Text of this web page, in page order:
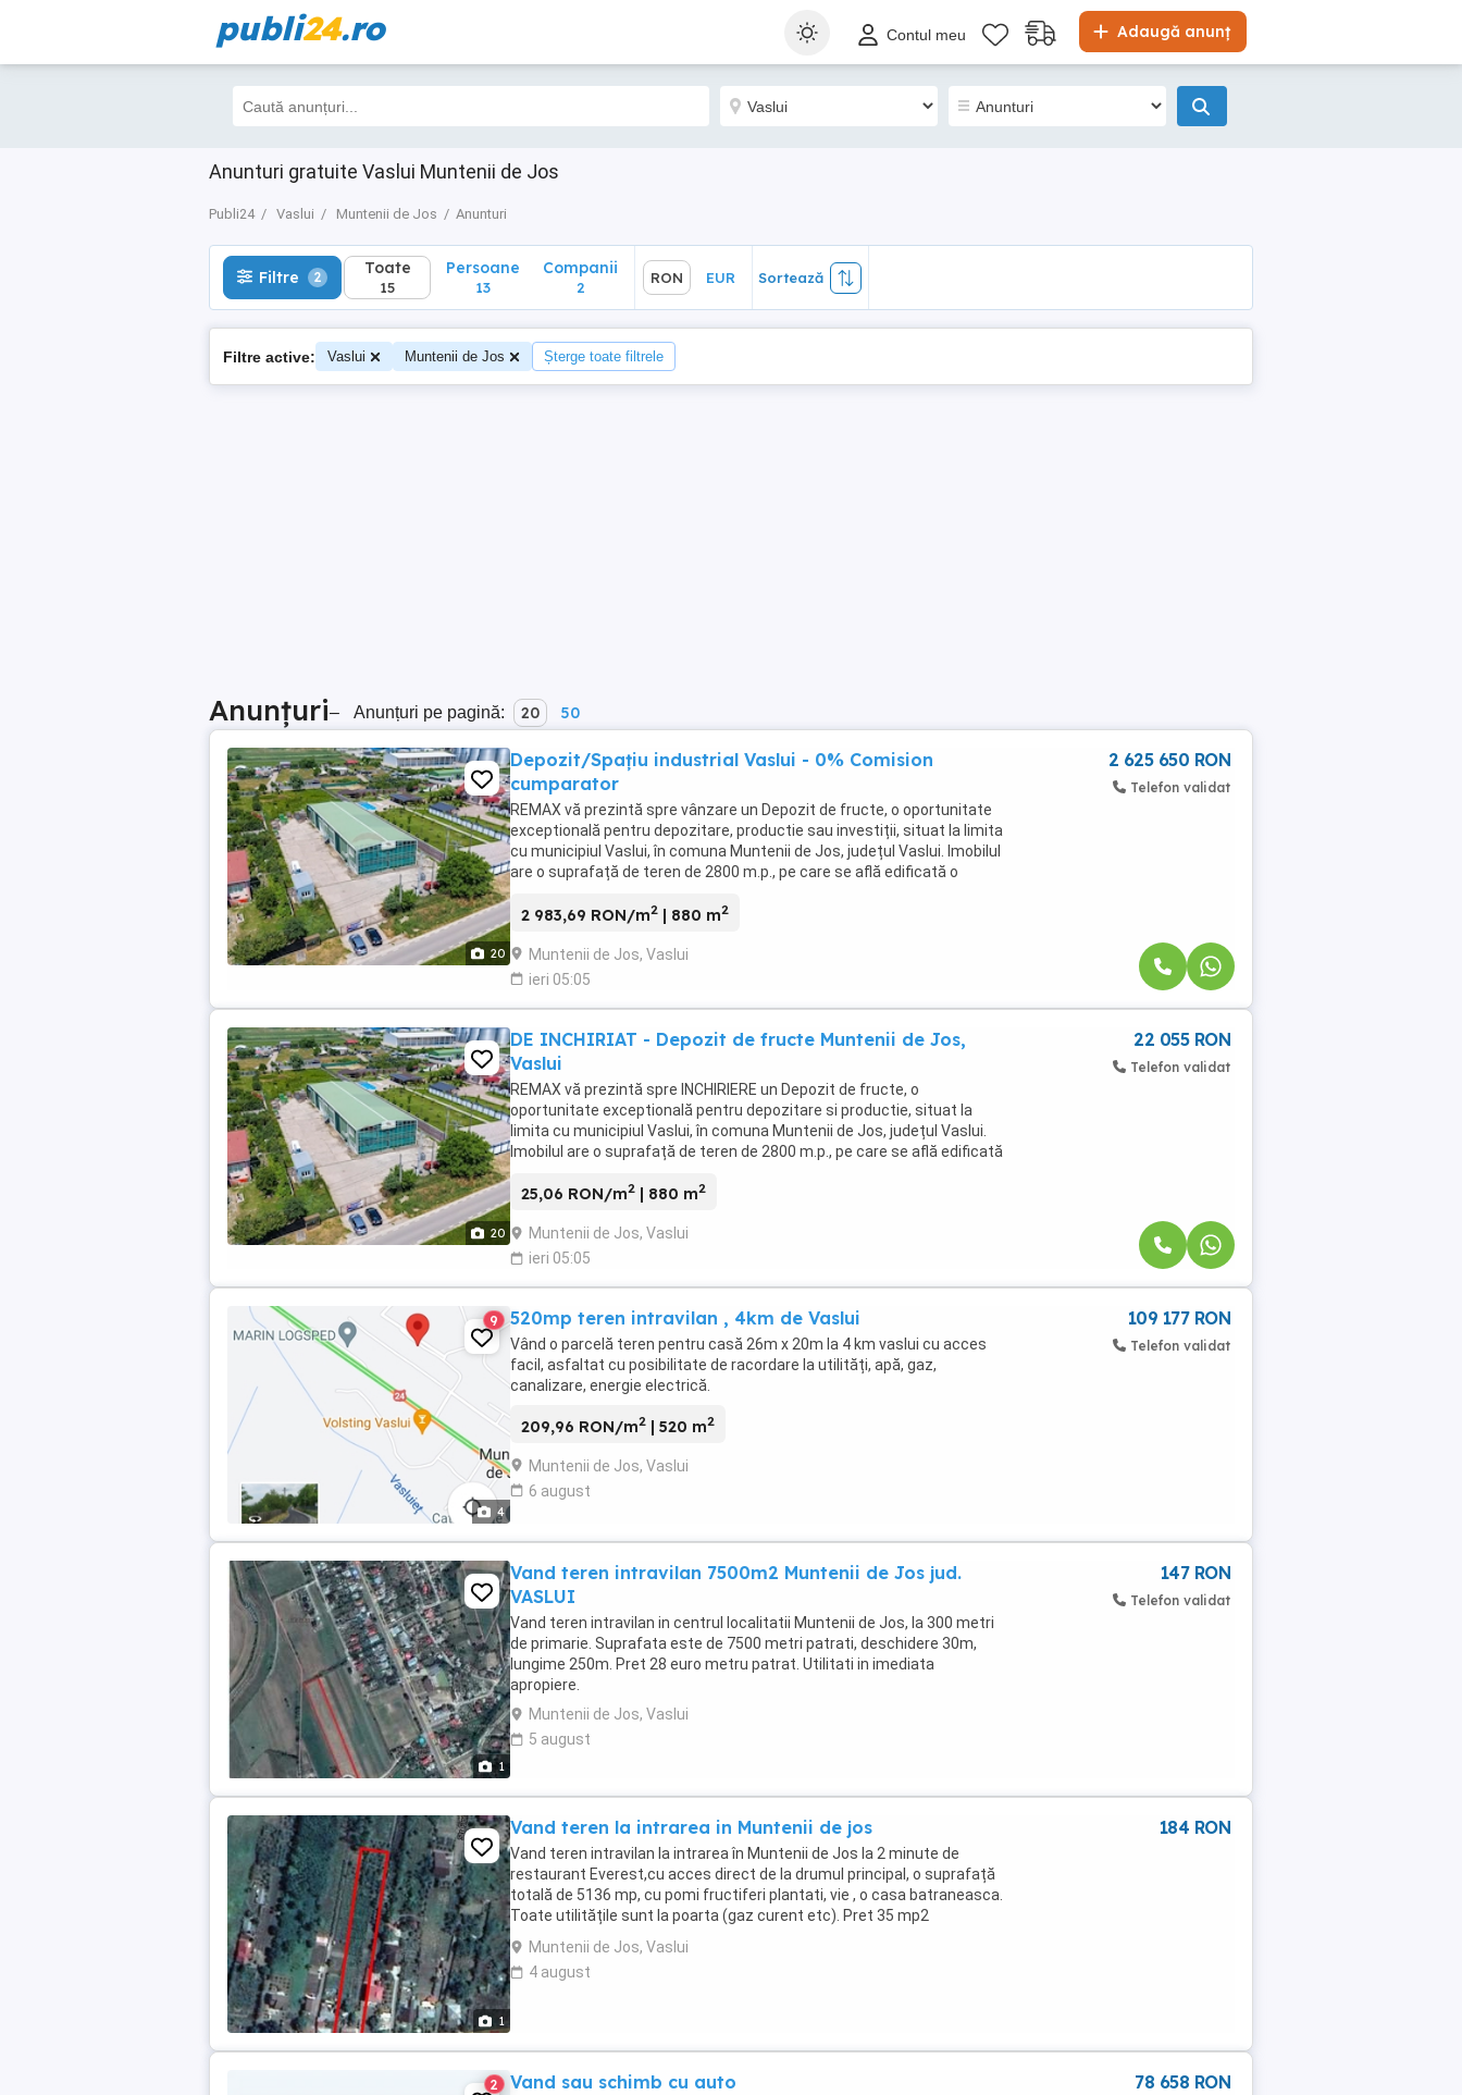
publi24.ro Adaugă anunț
Contul meu
Anunturi gratuite Vaslui Muntenii de Jos
Publi24 Vaslui Muntenii de Jos Anunturi
Filtre 2 Toate
15
Sortează
Filtre 2 Toate
15
Persoane
13
Companii
2
RON EUR Sortează
Filtre active: Vaslui Muntenii de Jos Șterge toate filtrele
Anunțuri– Anunțuri pe pagină: 20 50
20
Depozit/Spațiu industrial Vaslui - 0% Comision
cumparator
REMAX vă prezintă spre vânzare un Depozit de fructe, o oportunitate
exceptională pentru depozitare, productie sau investiții, situat la limita
cu municipiul Vaslui, în comuna Muntenii de Jos, județul Vaslui. Imobilul
are o suprafață de teren de 2800 m.p., pe care se află edificată o
2 983,69 RON/m2 | 880 m2
Muntenii de Jos, Vaslui
ieri 05:05
2 625 650 RON
Telefon validat
20
DE INCHIRIAT - Depozit de fructe Muntenii de Jos,
Vaslui
REMAX vă prezintă spre INCHIRIERE un Depozit de fructe, o
oportunitate exceptională pentru depozitare si productie, situat la
limita cu municipiul Vaslui, în comuna Muntenii de Jos, județul Vaslui.
Imobilul are o suprafață de teren de 2800 m.p., pe care se află edificată
25,06 RON/m2 | 880 m2
Muntenii de Jos, Vaslui
ieri 05:05
22 055 RON
Telefon validat
4
9 520mp teren intravilan , 4km de Vaslui
Vând o parcelă teren pentru casă 26m x 20m la 4 km vaslui cu acces
facil, asfaltat cu posibilitate de racordare la utilități, apă, gaz,
canalizare, energie electrică.
209,96 RON/m2 | 520 m2
Muntenii de Jos, Vaslui
6 august
109 177 RON
Telefon validat
1
Vand teren intravilan 7500m2 Muntenii de Jos jud.
VASLUI
Vand teren intravilan in centrul localitatii Muntenii de Jos, la 300 metri
de primarie. Suprafata este de 7500 metri patrati, deschidere 30m,
lungime 250m. Pret 28 euro metru patrat. Utilitati in imediata
apropiere.
Muntenii de Jos, Vaslui
5 august
147 RON
Telefon validat
1
Vand teren la intrarea in Muntenii de jos
Vand teren intravilan la intrarea în Muntenii de Jos la 2 minute de
restaurant Everest,cu acces direct de la drumul principal, o suprafață
totală de 5136 mp, cu pomi fructiferi plantati, vie , o casa batraneasca.
Toate utilitățile sunt la poarta (gaz curent etc). Pret 35 mp2
(negociabil la cumpărarea ...
Muntenii de Jos, Vaslui
4 august
184 RON
2 Vand sau schimb cu auto 78 658 RON